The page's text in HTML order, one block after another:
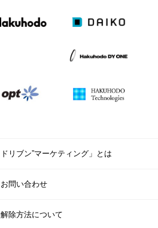
ドリブン”マーケティング」とは
お問い合わせ
除方法について